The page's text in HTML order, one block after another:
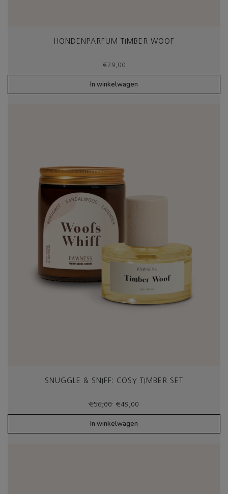
HONDENPARFUM TIMBER WOOF
€29,00
In winkelwagen
SNUGGLE & SNIFF: COSY TIMBER SET
€56,00
Oorspronkelijke
prijs
was:
€56,00.
€49,00
prijs
€49,00.
In winkelwagen